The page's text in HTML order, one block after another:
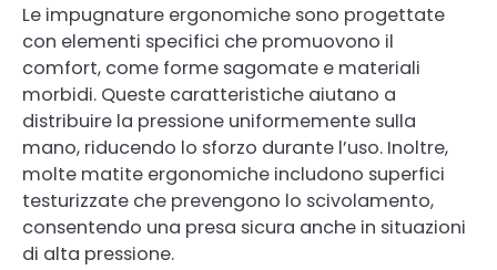
Le impugnature ergonomiche sono progettate
con elementi specifici che promuovono il
comfort, come forme sagomate e materiali
morbidi. Queste caratteristiche aiutano a
distribuire la pressione uniformemente sulla
mano, riducendo lo sforzo durante l’uso. Inoltre,
molte matite ergonomiche includono superfici
testurizzate che prevengono lo scivolamento,
consentendo una presa sicura anche in situazioni
di alta pressione.